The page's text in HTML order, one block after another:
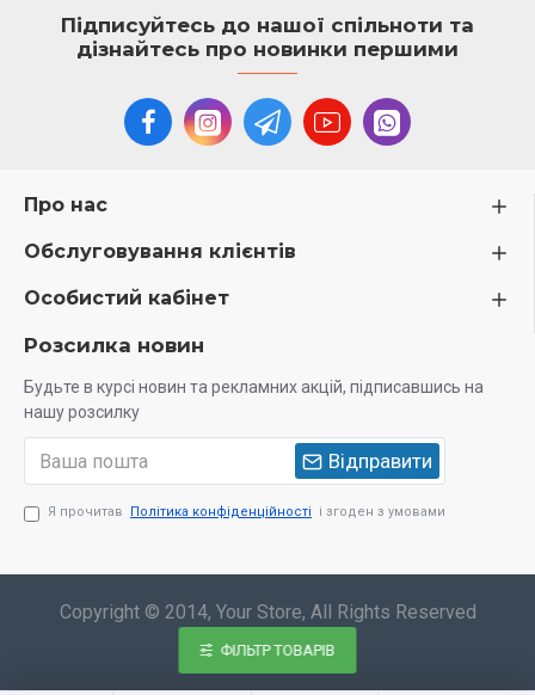
Підписуйтесь до нашої спільноти та
дізнайтесь про новинки першими
Про нас
Обслуговування клієнтів
Особистий кабінет
Розсилка новин
Будьте в курсі новин та рекламних акцій, підписавшись на
нашу розсилку
Відправити
Я прочитав Політика конфіденційності і згоден з умовами
Copyright © 2014, Your Store, All Rights Reserved
ФІЛЬТР ТОВАРІВ